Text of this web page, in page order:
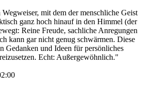
mit dem der menschliche Geist
ganz hoch hinauf in den Himmel (der
Reine Freude, sachliche Anregungen
kann gar nicht genug schwärmen. Diese
Gedanken und Ideen für persönliches
Echt: Außergewöhnlich."